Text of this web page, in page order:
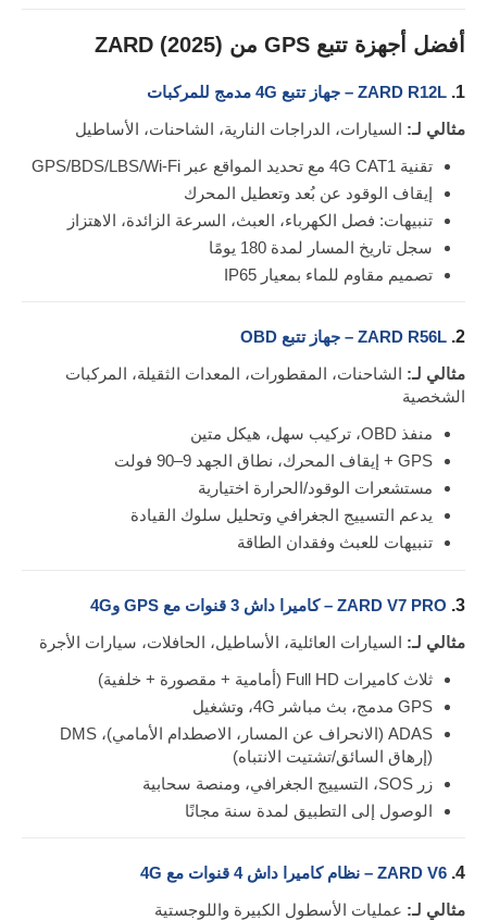
أفضل أجهزة تتبع GPS من ZARD (2025)
1. ZARD R12L – جهاز تتبع 4G مدمج للمركبات
مثالي لـ: السيارات، الدراجات النارية، الشاحنات، الأساطيل
تقنية 4G CAT1 مع تحديد المواقع عبر GPS/BDS/LBS/Wi-Fi
إيقاف الوقود عن بُعد وتعطيل المحرك
تنبيهات: فصل الكهرباء، العبث، السرعة الزائدة، الاهتزاز
سجل تاريخ المسار لمدة 180 يومًا
تصميم مقاوم للماء بمعيار IP65
2. ZARD R56L – جهاز تتبع OBD
مثالي لـ: الشاحنات، المقطورات، المعدات الثقيلة، المركبات
الشخصية
منفذ OBD، تركيب سهل، هيكل متين
GPS + إيقاف المحرك، نطاق الجهد 9–90 فولت
مستشعرات الوقود/الحرارة اختيارية
يدعم التسييج الجغرافي وتحليل سلوك القيادة
تنبيهات للعبث وفقدان الطاقة
3. ZARD V7 PRO – كاميرا داش 3 قنوات مع GPS و4G
مثالي لـ: السيارات العائلية، الأساطيل، الحافلات، سيارات الأجرة
ثلاث كاميرات Full HD (أمامية + مقصورة + خلفية)
GPS مدمج، بث مباشر 4G، وتشغيل
ADAS (الانحراف عن المسار، الاصطدام الأمامي)، DMS
(إرهاق السائق/تشتيت الانتباه)
زر SOS، التسييج الجغرافي، ومنصة سحابية
الوصول إلى التطبيق لمدة سنة مجانًا
4. ZARD V6 – نظام كاميرا داش 4 قنوات مع 4G
مثالي لـ: عمليات الأسطول الكبيرة واللوجستية